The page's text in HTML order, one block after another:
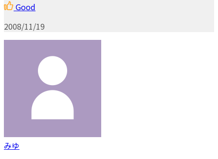
Good
2008/11/19
みゆ